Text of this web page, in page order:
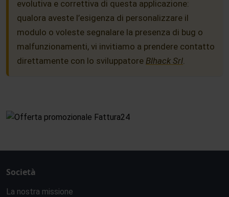
evolutiva e correttiva di questa applicazione:
qualora aveste l’esigenza di personalizzare il
modulo o voleste segnalare la presenza di bug o
malfunzionamenti, vi invitiamo a prendere contatto
direttamente con lo sviluppatore Blhack Srl
Società
La nostra missione